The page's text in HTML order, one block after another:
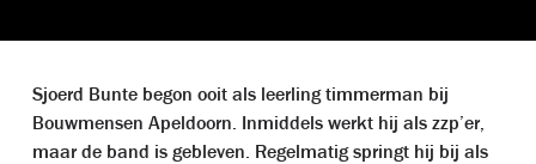
Sjoerd Bunte begon ooit als leerling timmerman bij
Bouwmensen Apeldoorn. Inmiddels werkt hij als zzp’er,
maar de band is gebleven. Regelmatig springt hij bij als